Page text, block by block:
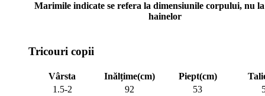
Marimile indicate se refera la dimensiunile corpului, nu la
hainelor
Tricouri copii
Vârsta Inălțime(cm) Piept(cm)
1.5-2
92 53